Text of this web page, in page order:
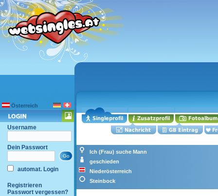
Österreich
Username
Dein Passwort
automat. Login
Registrieren
Passwort vergessen?
Ich (Frau) suche Mann
geschieden
Niederösterreich
Steinbock